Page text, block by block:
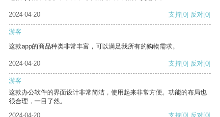
2024-04-20 支持[0] 反对[0]
游客
这款app的商品种类非常丰富，可以满足我所有的购物需求。
2024-04-20 支持[0] 反对[0]
游客
这款办公软件的界面设计非常简洁，使用起来非常方便。功能的布局也
很合理，一目了然。
2024-04-20
支持[0] 反对[0]